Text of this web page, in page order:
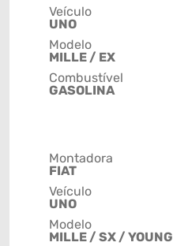
Veículo
UNO
Modelo
MILLE / EX
Combustível
GASOLINA
Montadora
FIAT
Veículo
UNO
Modelo
MILLE / SX / YOUNG